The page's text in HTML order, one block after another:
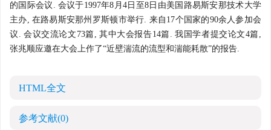
的国际会议. 会议于1997年8月4日至8日由美国路易斯安那技术大学
主办, 在路易斯安那州罗斯顿市举行. 来自17个国家的90余人参加会
议. 会议交流论文73篇, 其中大会报告14篇. 我国学者提交论文4篇,
张兆顺应邀在大会上作了“近壁湍流的流型和湍能耗散”的报告.
HTML全文
参考文献(0)